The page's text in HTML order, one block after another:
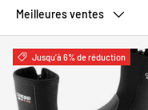
Meilleures ventes
Jusqu’à 6% de réduction